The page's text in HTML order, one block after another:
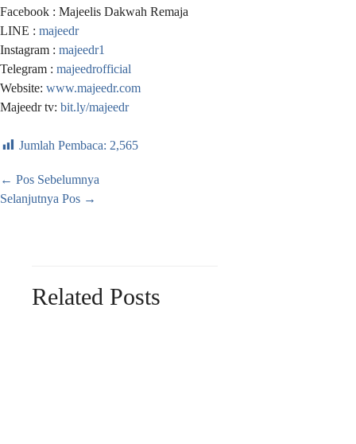
Facebook : Majeelis Dakwah Remaja
LINE : majeedr
Instagram : majeedr1
Telegram : majeedrofficial
Website: www.majeedr.com
Majeedr tv: bit.ly/majeedr
Jumlah Pembaca: 2,565
← Pos Sebelumnya
Selanjutnya Pos →
Related Posts